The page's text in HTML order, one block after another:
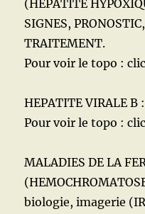
(HEPATITE
SIGNES,
TRAITEMENT.
Pour voir le topo :
HEPATITE VIRALE B
Pour voir le topo :
MALADIES DE LA
biologie, imagerie